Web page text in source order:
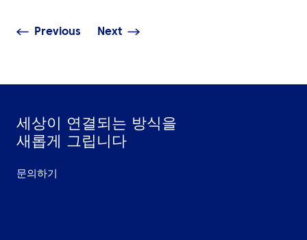
Previous Next
세상이 연결되는 방식을
새롭게 그립니다
문의하기